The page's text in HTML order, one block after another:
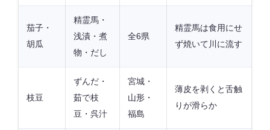
茄子・
胡瓜
精霊馬・
浅漬・煮
物・だし
全6県
精霊馬は食用にせ
ず焼いて川に流す
枝豆
ずんだ・
茹で枝
豆・呉汁
宮城・
山形・
福島
薄皮を剥くと舌触
りが滑らか